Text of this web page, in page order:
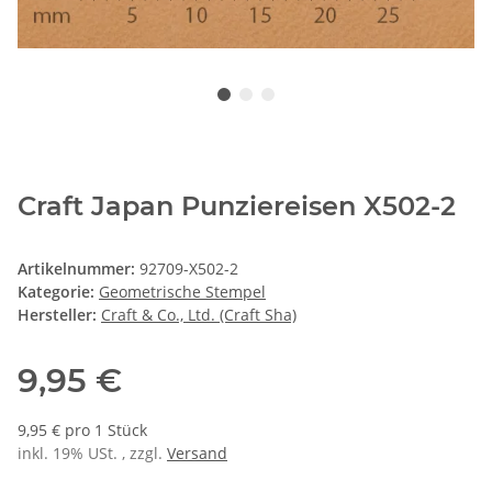
Craft Japan Punziereisen X502-2
Artikelnummer: 92709-X502-2
Kategorie: Geometrische Stempel
Hersteller: Craft & Co., Ltd. (Craft Sha)
9,95 €
9,95 € pro 1 Stück
inkl. 19% USt. , zzgl. Versand